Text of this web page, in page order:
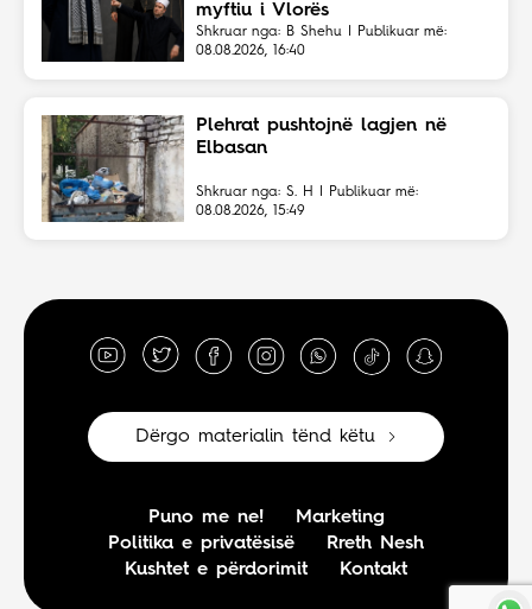
myftiu i Vlorës
Shkruar nga: B Shehu | Publikuar më:
08.08.2026, 16:40
Plehrat pushtojnë lagjen në
Elbasan
Shkruar nga: S. H | Publikuar më:
08.08.2026, 15:49
Dërgo materialin tënd këtu
Puno me ne!
Marketing
Politika e privatësisë
Rreth Nesh
Kushtet e përdorimit
Kontakt